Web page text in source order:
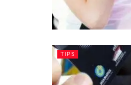
TIPS